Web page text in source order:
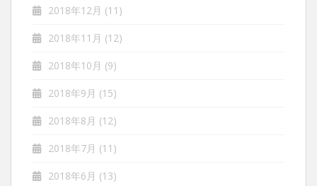
2018年12月 (11)
2018年11月 (12)
2018年10月 (9)
2018年9月 (15)
2018年8月 (12)
2018年7月 (11)
2018年6月 (13)